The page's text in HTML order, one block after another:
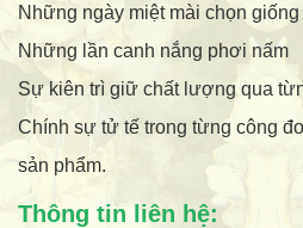
Những ngày miệt mài chọn giống
Những lần canh nắng phơi nấm
Sự kiên trì giữ chất lượng qua
Chính sự tử tế trong từng công
sản phẩm.
Thông tin liên hệ: